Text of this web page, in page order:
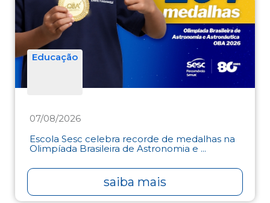
Educação
07/08/2026
Escola Sesc celebra recorde de medalhas na
Olimpíada Brasileira de Astronomia e ...
saiba mais